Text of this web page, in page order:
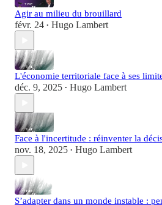
Agir au milieu du brouillard
févr. 24 • Hugo Lambert
L'économie territoriale face à ses
déc. 9, 2025 • Hugo Lambert
Face à l'incertitude : réinventer la
nov. 18, 2025 • Hugo Lambert
S’adapter dans un monde instable :